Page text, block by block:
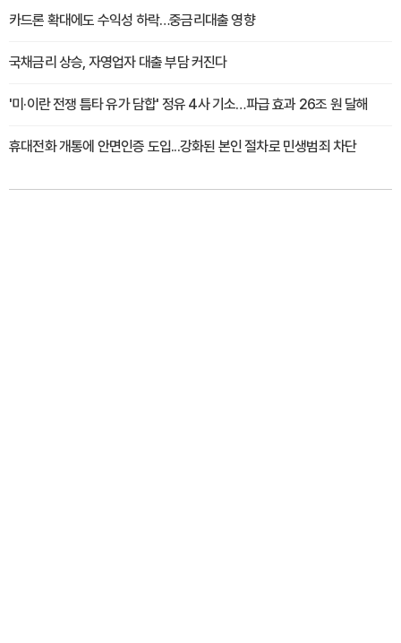
카드론 확대에도 수익성 하락…중금리대출 영향
국채금리 상승, 자영업자 대출 부담 커진다
'미·이란 전쟁 틈타 유가 담합' 정유 4사 기소…파급 효과 26조 원 달해
휴대전화 개통에 안면인증 도입...강화된 본인 절차로 민생범죄 차단